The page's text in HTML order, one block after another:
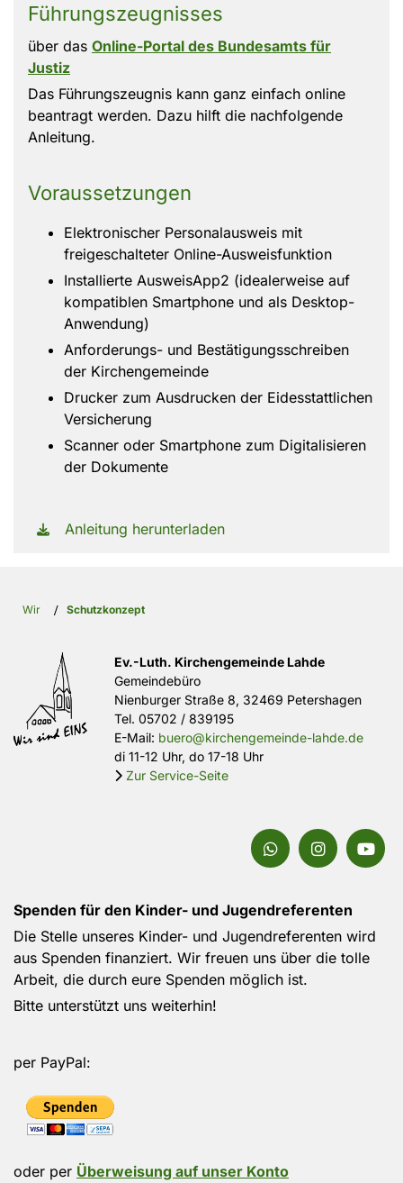
Führungszeugnisses
über das Online-Portal des Bundesamts für
Justiz
Das Führungszeugnis kann ganz einfach online
beantragt werden. Dazu hilft die nachfolgende
Anleitung.
Voraussetzungen
Elektronischer Personalausweis mit
freigeschalteter Online-Ausweisfunktion
Installierte AusweisApp2 (idealerweise auf
kompatiblen Smartphone und als Desktop-
Anwendung)
Anforderungs- und Bestätigungsschreiben
der Kirchengemeinde
Drucker zum Ausdrucken der Eidesstattlichen
Versicherung
Scanner oder Smartphone zum Digitalisieren
der Dokumente
Anleitung herunterladen
Wir / Schutzkonzept
Ev.-Luth. Kirchengemeinde Lahde
Gemeindebüro
Nienburger Straße 8, 32469 Petershagen
Tel. 05702 / 839195
E-Mail: buero@kirchengemeinde-lahde.de
di 11-12 Uhr, do 17-18 Uhr
 Zur Service-Seite
Spenden für den Kinder- und Jugendreferenten
Die Stelle unseres Kinder- und Jugendreferenten wird
aus Spenden finanziert. Wir freuen uns über die tolle
Arbeit, die durch eure Spenden möglich ist.
Bitte unterstützt uns weiterhin!
per PayPal:
oder per Überweisung auf unser Konto